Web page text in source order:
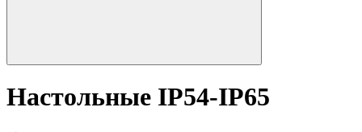
Настольные IP54-IP65